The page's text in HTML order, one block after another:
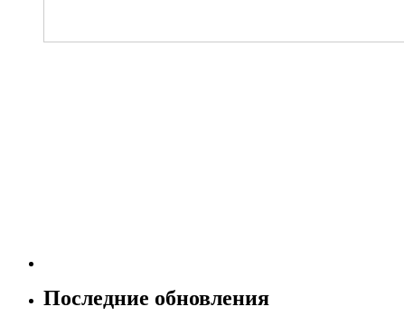
Последние обновления